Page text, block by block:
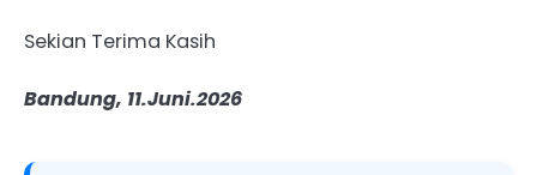
Sekian Terima Kasih
Bandung, 11.Juni.2026